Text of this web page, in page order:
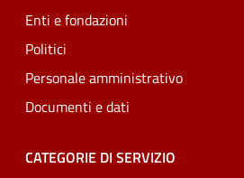
Enti e fondazioni
Politici
Personale amministrativo
Documenti e dati
CATEGORIE DI SERVIZIO